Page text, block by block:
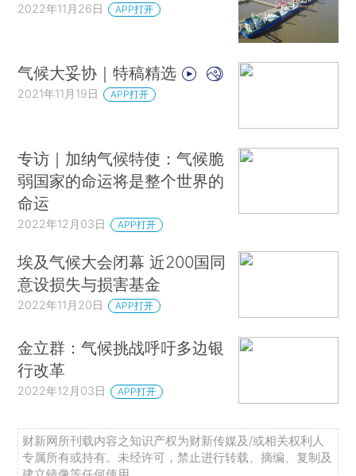
2022年11月26日 APP打开
气候大妥协｜特稿精选
2021年11月19日 APP打开
专访｜加纳气候特使：气候脆
弱国家的命运将是整个世界的
命运
2022年12月03日 APP打开
埃及气候大会闭幕 近200国同
意设损失与损害基金
2022年11月20日 APP打开
金立群：气候挑战呼吁多边银
行改革
2022年12月03日 APP打开
财新网所刊载内容之知识产权为财新传媒及/或相关权利人
专属所有或持有。未经许可，禁止进行转载、摘编、复制及